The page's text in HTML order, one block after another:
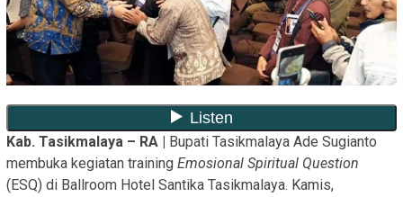
Kab. Tasikmalaya – RA | Bupati Tasikmalaya Ade Sugianto
membuka kegiatan training Emosional Spiritual Question
(ESQ) di Ballroom Hotel Santika Tasikmalaya. Kamis,